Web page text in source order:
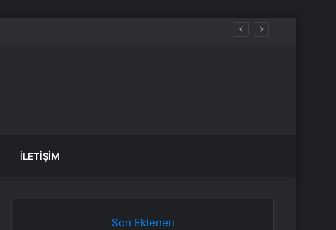
İLETIŞIM
Son Eklenen